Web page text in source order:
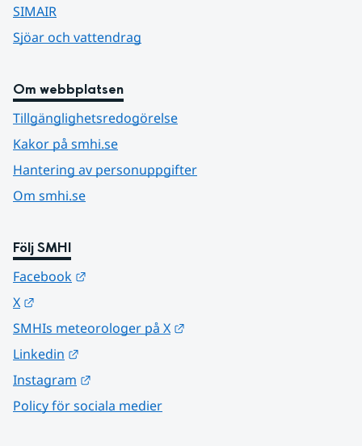
SIMAIR
Sjöar och vattendrag
Om webbplatsen
Tillgänglighetsredogörelse
Kakor på smhi.se
Hantering av personuppgifter
Om smhi.se
Följ SMHI
Facebook
X
SMHIs meteorologer på X
Linkedin
Instagram
Policy för sociala medier